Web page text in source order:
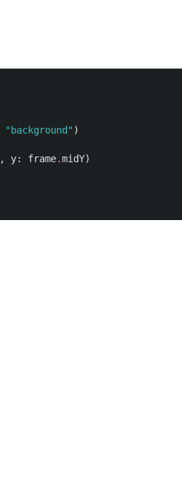
"background" )
, y: frame.midY)